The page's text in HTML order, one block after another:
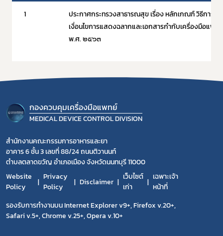
1
ประกาศกระทรวงสาธารณสุข เรื่อง หลักเกณฑ์ วิธีการ แ
เงื่อนไขการแสดงฉลากและเอกสารกำกับเครื่องมือแพทย์
พ.ศ. ๒๕๖๓
กองควบคุมเครื่องมือแพทย์
MEDICAL DEVICE CONTROL DIVISION
สำนักงานคณะกรรมการอาหารและยา
อาคาร 6 ชั้น 3 เลขที่ 88/24 ถนนติวานนท์
ตำบลตลาดขวัญ อำเภอเมือง จังหวัดนนทบุรี 11000
Website
Policy
Privacy
Policy
Disclaimer
เว็บไซต์
เก่า
เฉพาะเจ้า
หน้าที่
รองรับการทำงานบน Internet Explorer v9+, Firefox v.20+,
Safari v.5+, Chrome v.25+, Opera v.10+